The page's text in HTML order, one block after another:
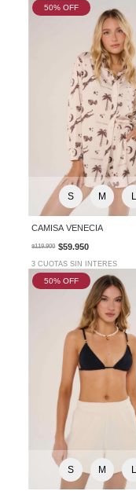
50% OFF
S M L
CAMISA VENECIA
$119.900 $59.950
3 CUOTAS SIN INTERES
50% OFF
S M L